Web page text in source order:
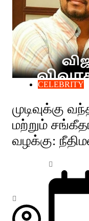
CELEBRITY
முடிவுக்கு
மற்றும்
வழக்கு: